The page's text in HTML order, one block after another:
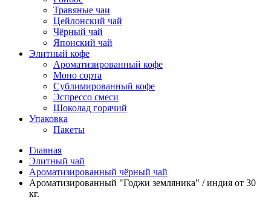
Травяные чаи
Цейлонский чай
Чёрный чай
Японский чай
Элитный кофе
Ароматизированный кофе
Моно сорта
Сублимированный кофе
Эспрессо смеси
Шоколад горячий
Упаковка
Пакеты
Главная
Элитный чай
Ароматизированный чёрный чай
Ароматизированный "Годжи земляника" / индия от 30
кг.